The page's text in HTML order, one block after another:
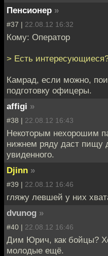
Пенсионер »
#37 | 22.08.12 16:32
Кому: Оператор
> Есть
Камрад, если можно,
подготовку офицеры.
affigi »
#38 | 22.08.12 16:43
Некоторым нехорошим
нижнем ряду даст пищу
увиденного.
Djinn »
#39 | 22.08.12 16:46
гляжу левшей у них
dvunog »
#40 | 22.08.12 16:46
Дим Юрич, как бойцы?
молодые ещё.